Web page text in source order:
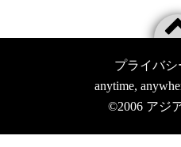
プライバ
anytime,
©2006 アジ